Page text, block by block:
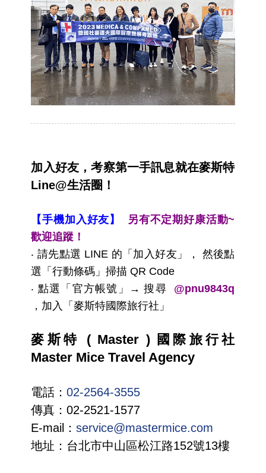
加入好友，考察第一手訊息就在麥斯特
Line@生活圈！
【手機加入好友】
另有不定期好康活動~
歡迎追蹤！
‧ 請先點選 LINE 的「加入好友」， 然後點
選「行動條碼」掃描 QR Code
‧ 點選「官方帳號」→ 搜尋 @pnu9843q
，加入「麥斯特國際旅行社」
麥斯特 ( Master ) 國際旅行社
Master Mice Travel Agency
電話：02-2564-3555
傳真：02-2521-1577
E-mail：service@mastermice.com
地址：台北市中山區松江路152號13樓